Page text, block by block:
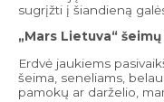
sugrįžti į šiandieną
„Mars Lietuva“
Erdvė jaukiems
šeima, seneliams,
pamokų ar darželio,